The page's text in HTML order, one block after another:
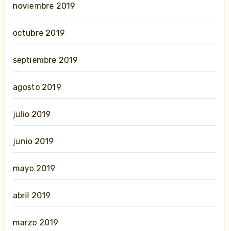
noviembre 2019
octubre 2019
septiembre 2019
agosto 2019
julio 2019
junio 2019
mayo 2019
abril 2019
marzo 2019